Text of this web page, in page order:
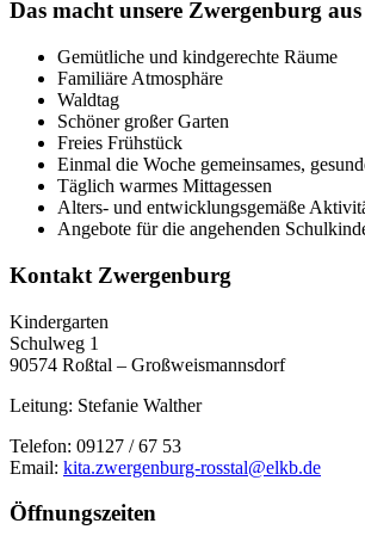
Das macht unsere Zwergenburg aus
Gemütliche und kindgerechte Räume
Familiäre Atmosphäre
Waldtag
Schöner großer Garten
Freies Frühstück
Einmal die Woche gemeinsames,
Täglich warmes Mittagessen
Alters- und entwicklungsgemäße
Angebote für die angehenden
Kontakt Zwergenburg
Kindergarten
Schulweg 1
90574 Roßtal – Großweismannsdorf
Leitung: Stefanie Walther
Telefon: 09127 / 67 53
Email: kita.zwergenburg-rosstal@elkb.de
Öffnungszeiten